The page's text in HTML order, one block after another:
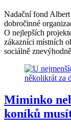
Nadační fond
dobročinné
O nejlepších
zákazníci místních
sociálně
Miminko
koníků